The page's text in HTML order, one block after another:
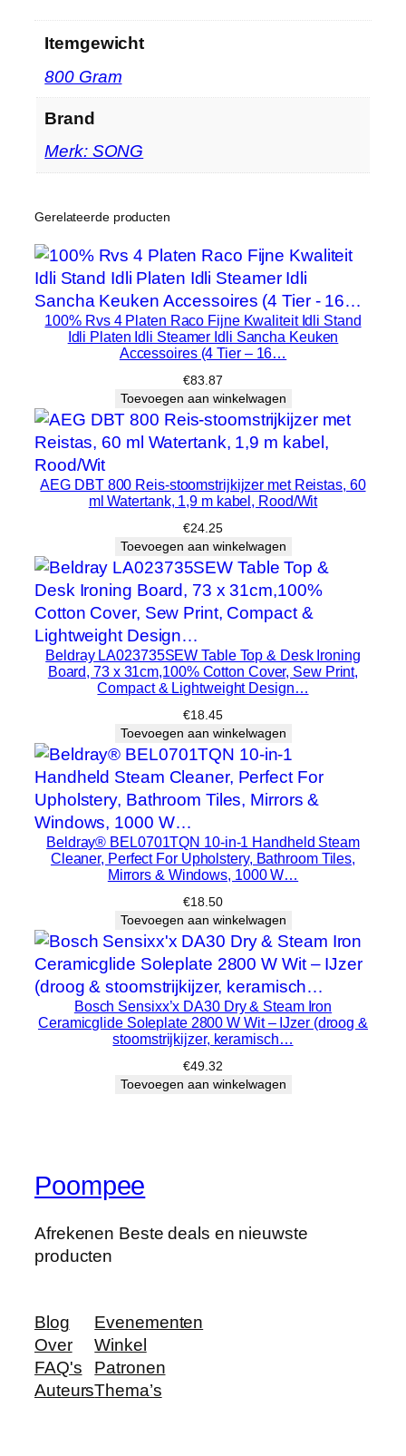
r
e
s
o
o
m
,
k
l
e
g
I
r
o
C
a
p
a
U
p
g
r
a
v
e
l
i
d
Itemgewicht
‎800 Gram
Brand
Merk: SONG
Gerelateerde producten
100% Rvs 4 Platen Raco Fijne Kwaliteit Idli Stand
Idli Platen Idli Steamer Idli Sancha Keuken
Accessoires (4 Tier – 16…
€83.87
Toevoegen aan winkelwagen
AEG DBT 800 Reis-stoomstrijkijzer met Reistas, 60
ml Watertank, 1,9 m kabel, Rood/Wit
€24.25
Toevoegen aan winkelwagen
Beldray LA023735SEW Table Top & Desk Ironing
Board, 73 x 31cm,100% Cotton Cover, Sew Print,
Compact & Lightweight Design…
€18.45
Toevoegen aan winkelwagen
Beldray® BEL0701TQN 10-in-1 Handheld Steam
Cleaner, Perfect For Upholstery, Bathroom Tiles,
Mirrors & Windows, 1000 W…
€18.50
Toevoegen aan winkelwagen
Bosch Sensixx’x DA30 Dry & Steam Iron
Ceramicglide Soleplate 2800 W Wit – IJzer (droog &
stoomstrijkijzer, keramisch…
€49.32
Toevoegen aan winkelwagen
Poompee
Afrekenen Beste deals en nieuwste
producten
Blog
Over
FAQ's
Auteurs
Evenementen
Winkel
Patronen
Thema’s